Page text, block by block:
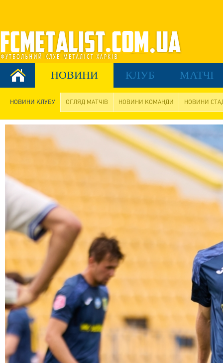
НОВИНИ КЛУБ МАТЧІ
НОВИНИ КЛУБУ ОГЛЯД МАТЧІВ НОВИНИ КОМАНДИ НОВИНИ